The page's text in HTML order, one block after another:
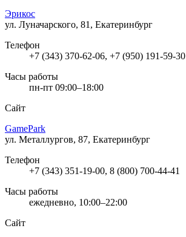
Эрикос
ул. Луначарского, 81, Екатеринбург
Телефон
+7 (343) 370-62-06, +7 (950) 191-59-30
Часы работы
пн-пт 09:00–18:00
Сайт
GamePark
ул. Металлургов, 87, Екатеринбург
Телефон
+7 (343) 351-19-00, 8 (800) 700-44-41
Часы работы
ежедневно, 10:00–22:00
Сайт